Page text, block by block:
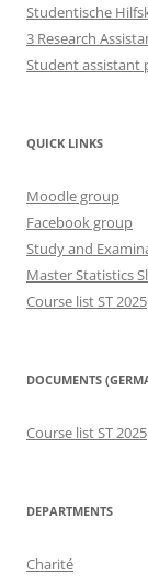
Studentische
3 Research
Student assistant
QUICK LINKS
Moodle group
Facebook group
Study and
Master Statistics
Course list ST 2025
DOCUMENTS
Course list ST 2025
DEPARTMENTS
Charité